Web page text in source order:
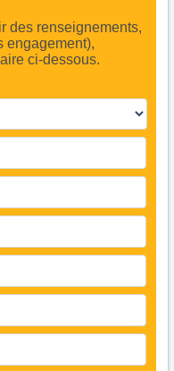
des renseignements,
engagement),
ci-dessous.